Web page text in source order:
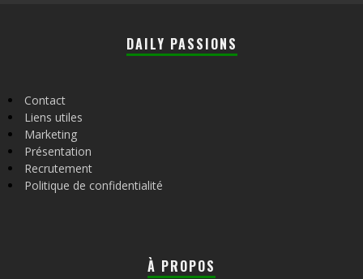
DAILY PASSIONS
Contact
Liens utiles
Marketing
Présentation
Recrutement
Politique de confidentialité
À PROPOS